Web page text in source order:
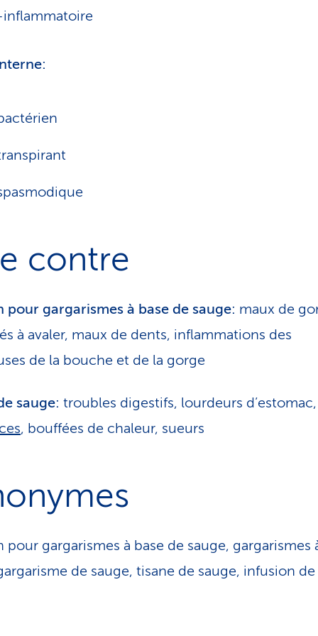
contre
pour gargarismes à base de sauge: maux de
à avaler, maux de dents, inflammations des
de la bouche et de la gorge
sauge: troubles digestifs, lourdeurs d’estomac,
, bouffées de chaleur, sueurs
pour gargarismes à base de sauge, gargarismes
de sauge, tisane de sauge, infusion